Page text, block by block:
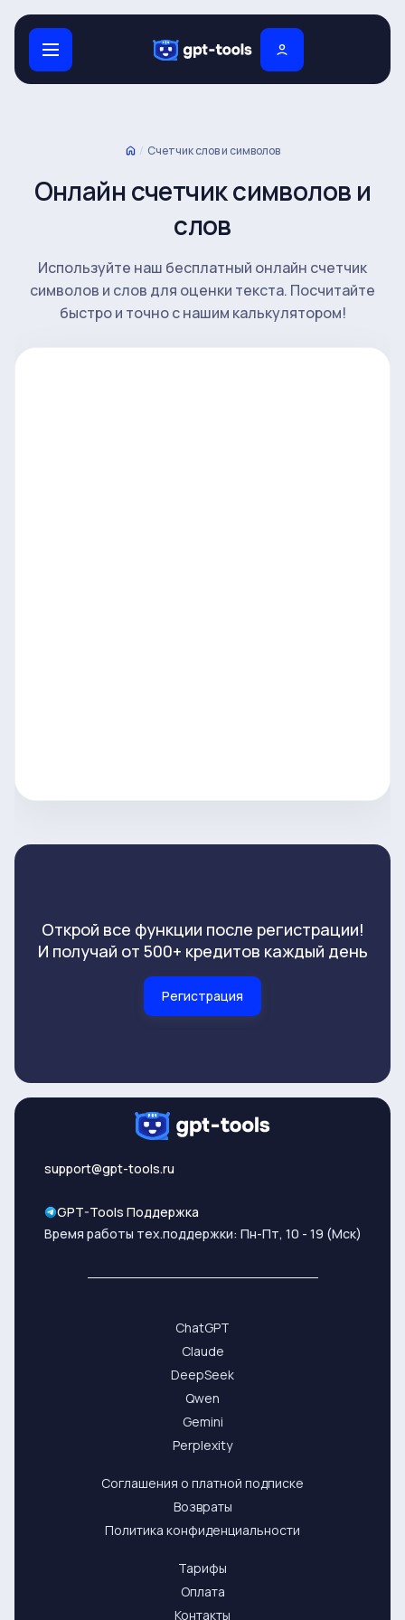
/ Счетчик слов и символов
Онлайн счетчик символов и
слов
Используйте наш бесплатный онлайн счетчик
символов и слов для оценки текста. Посчитайте
быстро и точно с нашим калькулятором!
Открой все функции после регистрации!
И получай от 500+ кредитов каждый день
Регистрация
support@gpt-tools.ru
GPT-Tools Поддержка
Время работы тех.поддержки: Пн-Пт, 10 - 19 (Мск)
ChatGPT
Claude
DeepSeek
Qwen
Gemini
Perplexity
Соглашения о платной подписке
Возвраты
Политика конфиденциальности
Тарифы
Оплата
Контакты